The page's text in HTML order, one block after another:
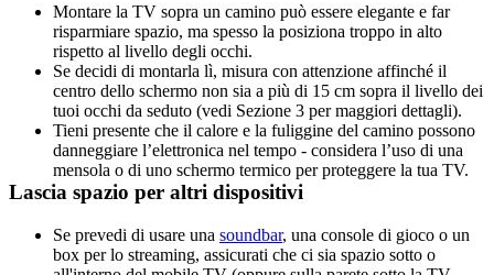
Montare la TV sopra un camino può essere elegante e far
risparmiare spazio, ma spesso la posiziona troppo in alto
rispetto al livello degli occhi.
Se decidi di montarla lì, misura con attenzione affinché il
centro dello schermo non sia a più di 15 cm sopra il livello dei
tuoi occhi da seduto (vedi Sezione 3 per maggiori dettagli).
Tieni presente che il calore e la fuliggine del camino possono
danneggiare l’elettronica nel tempo - considera l’uso di una
mensola o di uno schermo termico per proteggere la tua TV.
Lascia spazio per altri dispositivi
Se prevedi di usare una soundbar, una console di gioco o un
box per lo streaming, assicurati che ci sia spazio sotto o